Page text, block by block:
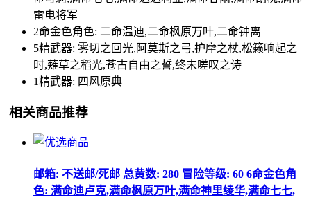
雷电将军
2命金色角色: 二命温迪,二命枫原万叶,二命钟离
5精武器: 雾切之回光,阿莫斯之弓,护摩之杖,松籁响起之
时,薙草之稻光,苍古自由之誓,终末嗟叹之诗
1精武器: 四风原典
相关商品推荐
邮箱: 不送邮/死邮 总黄数: 280 冒险等级: 60 6命金色角
色: 满命迪卢克,满命枫原万叶,满命神里绫华,满命七七,